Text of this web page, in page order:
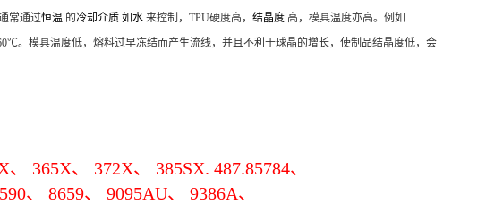
常通过恒温 的冷却介质 如水 来控制，TPU硬度高， 结晶度 高，模具温度亦高。例如
。模具温度低，熔料过早冻结而产生流线，并且不利于球晶的增长，使制品结晶度低，会
365X、 372X、 385SX. 487.85784、
、 8659、 9095AU、 9386A、